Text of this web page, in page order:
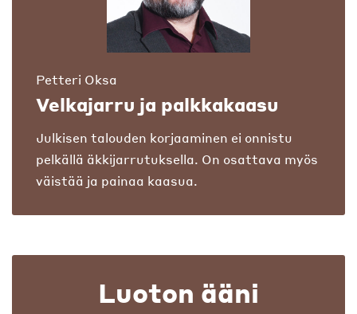
Petteri Oksa
Velkajarru ja palkkakaasu
Julkisen talouden korjaaminen ei onnistu
pelkällä äkkijarrutuksella. On osattava myös
väistää ja painaa kaasua.
Luoton ääni